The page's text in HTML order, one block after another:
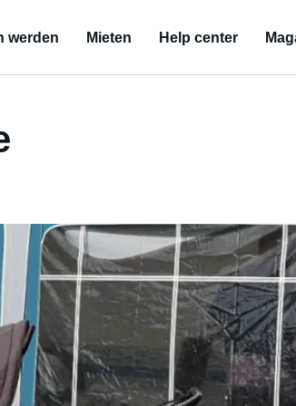
werden Mieten Help center